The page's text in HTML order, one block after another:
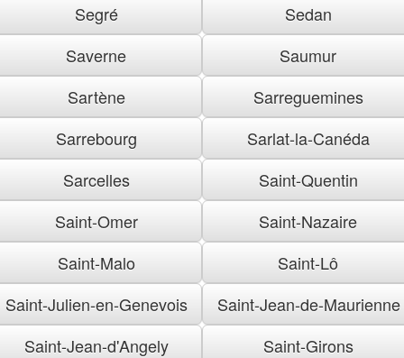
Segré
Sedan
Saverne
Saumur
Sartène
Sarreguemines
Sarrebourg
Sarlat-la-Canéda
Sarcelles
Saint-Quentin
Saint-Omer
Saint-Nazaire
Saint-Malo
Saint-Lô
Saint-Julien-en-Genevois
Saint-Jean-de-Maurienne
Saint-Jean-d'Angely
Saint-Girons